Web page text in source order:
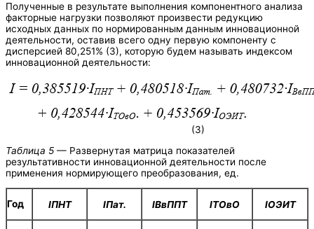
Полученные в результате выполнения компонентного анализа
факторные нагрузки позволяют произвести редукцию
исходных данных по нормированным данным инновационной
деятельности, оставив всего одну первую компоненту с
дисперсией 80,251% (3), которую будем называть индексом
инновационной деятельности:
(3)
Таблица 5 — Развернутая матрица показателей
результативности инновационной деятельности после
применения нормирующего преобразования, ед.
Год IПНТ IПат. IВвППТ IТОвО IОЭИТ